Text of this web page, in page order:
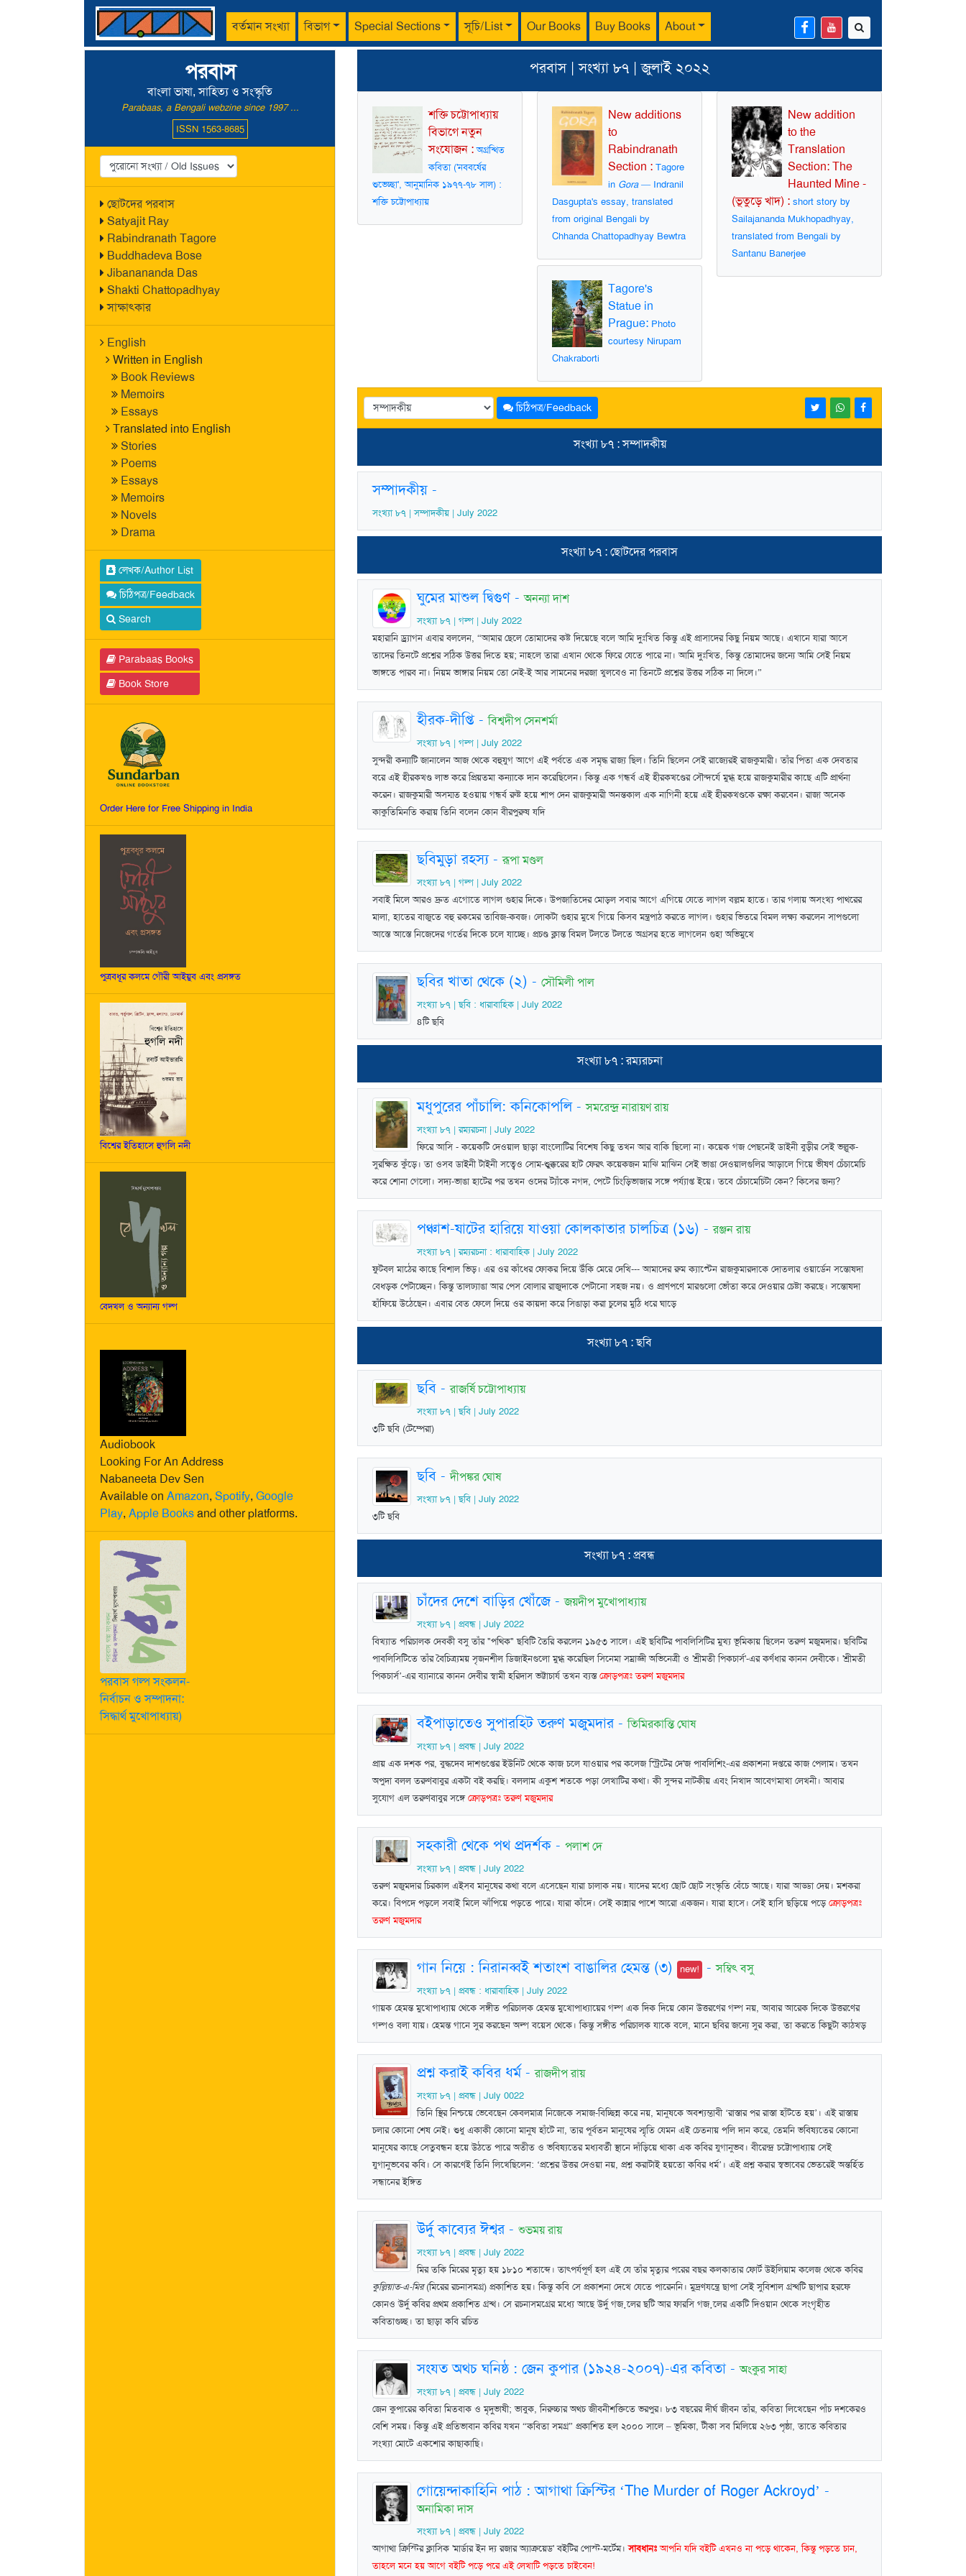
বর্তমান সংখ্যা বিভাগ Special Sections সূচি/List Our Books Buy Books About
পরবাস
বাংলা ভাষা, সাহিত্য ও সংস্কৃতি
Parabaas, a Bengali webzine since 1997 ...
ISSN 1563-8685
ছোটদের পরবাস
Satyajit Ray
Rabindranath Tagore
Buddhadeva Bose
Jibanananda Das
Shakti Chattopadhyay
সাক্ষাৎকার
English
Written in English
Book Reviews
Memoirs
Essays
Translated into English
Stories
Poems
Essays
Memoirs
Novels
Drama
লেখক/Author List
চিঠিপত্র/Feedback
Search
Parabaas Books
Book Store
Order Here for Free Shipping in India
পুত্রবধূর কলমে গৌরী আইয়ুব এবং প্রসঙ্গত
বিশ্বের ইতিহাসে হুগলি নদী
বেদখল ও অন্যান্য গল্প
Audiobook
Looking For An Address
Nabaneeta Dev Sen
Available on Amazon, Spotify, Google
Play, Apple Booksand other platforms.
পরবাস গল্প সংকলন-
নির্বাচন ও সম্পাদনা:
সিদ্ধার্থ মুখোপাধ্যায়)
পরবাস | সংখ্যা ৮৭ | জুলাই ২০২২
শক্তি চট্টোপাধ্যায়
বিভাগে নতুন
সংযোজন : অগ্রন্থিত
কবিতা ('নববর্ষের
শুভেচ্ছা', আনুমানিক ১৯৭৭-৭৮ সাল) :
শক্তি চট্টোপাধ্যায়
New additions
to
Rabindranath
Section : Tagore
in Gora— Indranil
Dasgupta's essay, translated
from original Bengali by
Chhanda Chattopadhyay Bewtra
Tagore's
Statue in
Prague: Photo
courtesy Nirupam
Chakraborti
New addition
to the
Translation
Section: The
Haunted Mine -
(ভূতুড়ে খাদ) : short story by
Sailajananda Mukhopadhyay,
translated from Bengali by
Santanu Banerjee
চিঠিপত্র/Feedback
সংখ্যা ৮৭ : সম্পাদকীয়
সম্পাদকীয়-
সংখ্যা ৮৭ | সম্পাদকীয় | July 2022
সংখ্যা ৮৭ : ছোটদের পরবাস
ঘুমের মাশুল দ্বিগুণ -অনন্যা দাশ
সংখ্যা ৮৭ | গল্প | July 2022
মহারানি ড্র্যাগন এবার বললেন, “আমার ছেলে তোমাদের কষ্ট দিয়েছে বলে আমি দুঃখিত কিন্তু এই প্রাসাদের কিছু নিয়ম আছে। এখানে যারা আসে
তাদের তিনটে প্রশ্নের সঠিক উত্তর দিতে হয়; নাহলে তারা এখান থেকে ফিরে যেতে পারে না। আমি দুঃখিত, কিন্তু তোমাদের জন্যে আমি সেই নিয়ম
ভাঙ্গতে পারব না। নিয়ম ভাঙ্গার নিয়ম তো নেই-ই আর সামনের দরজা খুলবেও না তিনটে প্রশ্নের উত্তর সঠিক না দিলে।”
হীরক-দীপ্তি -বিশ্বদীপ সেনশর্মা
সংখ্যা ৮৭ | গল্প | July 2022
সুন্দরী কন্যাটি জানালেন আজ থেকে বহুযুগ আগে এই পর্বতে এক সমৃদ্ধ রাজ্য ছিল। তিনি ছিলেন সেই রাজ্যেরই রাজকুমারী। তাঁর পিতা এক দেবতার
বরে এই হীরকখণ্ড লাভ করে প্রিয়তমা কন্যাকে দান করেছিলেন। কিন্তু এক গন্ধর্ব এই হীরকখণ্ডের সৌন্দর্যে মুগ্ধ হয়ে রাজকুমারীর কাছে এটি প্রার্থনা
করেন। রাজকুমারী অসম্মত হওয়ায় গন্ধর্ব রুষ্ট হয়ে শাপ দেন রাজকুমারী অনন্তকাল এক নাগিনী হয়ে এই হীরকখণ্ডকে রক্ষা করবেন। রাজা অনেক
কাকুতিমিনতি করায় তিনি বলেন কোন বীরপুরুষ যদি
ছবিমুড়া রহস্য-রূপা মণ্ডল
সংখ্যা ৮৭ | গল্প | July 2022
সবাই মিলে আরও দ্রুত এগোতে লাগল গুহার দিকে। উপজাতিদের মোড়ল সবার আগে এগিয়ে যেতে লাগল বল্লম হাতে। তার গলায় অসংখ্য পাথরের
মালা, হাতের বাজুতে বহু রকমের তাবিজ-কবজ। লোকটা গুহার মুখে গিয়ে কিসব মন্ত্রপাঠ করতে লাগল। গুহার ভিতরে বিমল লক্ষ্য করলেন সাপগুলো
আস্তে আস্তে নিজেদের গর্তের দিকে চলে যাচ্ছে। প্রচণ্ড ক্লান্ত বিমল টলতে টলতে অগ্রসর হতে লাগলেন গুহা অভিমুখে
ছবির খাতা থেকে (২) - সৌমিলী পাল
সংখ্যা ৮৭ | ছবি : ধারাবাহিক | July 2022
৪টি ছবি
সংখ্যা ৮৭ : রম্যরচনা
মধুপুরের পাঁচালি: কনিকোপলি-সমরেন্দ্র নারায়ণ রায়
সংখ্যা ৮৭ | রম্যরচনা | July 2022
ফিরে আসি - কয়েকটি দেওয়াল ছাড়া বাংলোটির বিশেষ কিছু তখন আর বাকি ছিলো না। কয়েক গজ পেছনেই ডাইনী বুড়ীর সেই ভল্লুক-
সুরক্ষিত কুঁড়ে। তা ওসব ডাইনী টাইনী সত্বেও সোম-শুক্কুরের হাট ফেরৎ কয়েকজন মাঝি মাঝিন সেই ভাঙা দেওয়ালগুলির আড়ালে গিয়ে ভীষণ চেঁচামেচি
করে শোনা গেলো। সদ্য-ভাঙা হাটের পর তখন ওদের ট্যাঁকে নগদ, পেটে চিংড়িভাজার সঙ্গে পর্য্যাপ্ত ইয়ে। তবে চেঁচামেচিটা কেন? কিসের জন্য?
পঞ্চাশ-ষাটের হারিয়ে যাওয়া কোলকাতার চালচিত্র (১৬) -রঞ্জন রায়
সংখ্যা ৮৭ | রম্যরচনা : ধারাবাহিক | July 2022
ফুটবল মাঠের কাছে বিশাল ভিড়। এর ওর কাঁধের ফোকর দিয়ে উঁকি মেরে দেখি--- আমাদের রুম ক্যাপ্টেন রাজকুমারদাকে দোতলার ওয়ার্ডেন সন্তোষদা
বেধড়ক পেটাচ্ছেন। কিন্তু তালঢ্যাঙা আর পেস বোলার রাজুদাকে পেটানো সহজ নয়। ও প্রাণপণে মারগুলো ভোঁতা করে দেওয়ার চেষ্টা করছে। সন্তোষদা
হাঁফিয়ে উঠেছেন। এবার বেত ফেলে দিয়ে ওর কায়দা করে সিঙাড়া করা চুলের মুঠি ধরে ঘাড়ে
সংখ্যা ৮৭ : ছবি
ছবি -রাজর্ষি চট্টোপাধ্যায়
সংখ্যা ৮৭ | ছবি | July 2022
৩টি ছবি (টেম্পেরা)
ছবি -দীপঙ্কর ঘোষ
সংখ্যা ৮৭ | ছবি | July 2022
৩টি ছবি
সংখ্যা ৮৭ : প্রবন্ধ
চাঁদের দেশে বাড়ির খোঁজে-জয়দীপ মুখোপাধ্যায়
সংখ্যা ৮৭ | প্রবন্ধ | July 2022
বিখ্যাত পরিচালক দেবকী বসু তাঁর "পথিক" ছবিটি তৈরি করলেন ১৯৫৩ সালে। এই ছবিটির পাবলিসিটির মুখ্য ভূমিকায় ছিলেন তরুণ মজুমদার। ছবিটির
পাবলিসিটিতে তাঁর বৈচিত্র্যময় সৃজনশীল ডিজাইনগুলো মুগ্ধ করেছিল সিনেমা সম্রাজ্ঞী অভিনেত্রী ও 'শ্রীমতী পিকচার্স'-এর কর্ণধার কানন দেবীকে। 'শ্রীমতী
পিকচার্স’-এর ব্যানারে কানন দেবীর স্বামী হরিদাস ভট্টাচার্য তখন ব্যস্তক্রোড়পত্রঃ তরুণ মজুমদার
বইপাড়াতেও সুপারহিট তরুণ মজুমদার-তিমিরকান্তি ঘোষ
সংখ্যা ৮৭ | প্রবন্ধ | July 2022
প্রায় এক দশক পর, বুদ্ধদেব দাশগুপ্তের ইউনিট থেকে কাজ চলে যাওয়ার পর কলেজ স্ট্রিটের দে'জ পাবলিশিং-এর প্রকাশনা দপ্তরে কাজ পেলাম। তখন
অপুদা বলল তরুণবাবুর একটা বই করছি। বললাম একুশ শতকে পড়া লেখাটির কথা। কী সুন্দর নাটকীয় এবং নিখাদ আবেগমাখা লেখনী। আবার
সুযোগ এল তরুণবাবুর সঙ্গেক্রোড়পত্রঃ তরুণ মজুমদার
সহকারী থেকে পথ প্রদর্শক - পলাশ দে
সংখ্যা ৮৭ | প্রবন্ধ | July 2022
তরুণ মজুমদার চিরকাল এইসব মানুষের কথা বলে এসেছেন যারা চালাক নয়। যাদের মধ্যে ছোট ছোট সংস্কৃতি বেঁচে আছে। যারা আড্ডা দেয়। মশকরা
করে। বিপদে পড়লে সবাই মিলে ঝাঁপিয়ে পড়তে পারে। যারা কাঁদে। সেই কান্নার পাশে আরো একজন। যারা হাসে। সেই হাসি ছড়িয়ে পড়েক্রোড়পত্রঃ
তরুণ মজুমদার
গান নিয়ে : নিরানব্বই শতাংশ বাঙালির হেমন্ত (৩) new! -সম্বিৎ বসু
সংখ্যা ৮৭ | প্রবন্ধ : ধারাবাহিক | July 2022
গায়ক হেমন্ত মুখোপাধ্যায় থেকে সঙ্গীত পরিচালক হেমন্ত মুখোপাধ্যায়ের গল্প এক দিক দিয়ে কোন উত্তরণের গল্প নয়, আবার আরেক দিকে উত্তরণের
গল্পও বলা যায়। হেমন্ত গানে সুর করছেন অল্প বয়েস থেকে। কিন্তু সঙ্গীত পরিচালক যাকে বলে, মানে ছবির জন্যে সুর করা, তা করতে কিছুটা কাঠখড়
প্রশ্ন করাই কবির ধর্ম -রাজদীপ রায়
সংখ্যা ৮৭ | প্রবন্ধ | July 0022
তিনি স্থির নিশ্চয়ে ভেবেছেন কেবলমাত্র নিজেকে সমাজ-বিচ্ছিন্ন করে নয়, মানুষকে অবশ্যম্ভাবী ‘রাস্তার পর রাস্তা হাঁটতে হয়’। এই রাস্তায়
চলার কোনো শেষ নেই। শুধু একাকী কোনো মানুষ হাঁটে না, তার পূর্বতন মানুষের স্মৃতি যেমন এই চেতনায় পলি দান করে, তেমনি ভবিষ্যতের কোনো
মানুষের কাছে সেতুবন্ধন হয়ে উঠতে পারে অতীত ও ভবিষ্যতের মধ্যবর্তী স্থানে দাঁড়িয়ে থাকা এক কবির যুগানুভব। বীরেন্দ্র চট্টোপাধ্যায় সেই
যুগানুভবের কবি। সে কারণেই তিনি লিখেছিলেন: ‘প্রশ্নের উত্তর দেওয়া নয়, প্রশ্ন করাটাই হয়তো কবির ধর্ম’। এই প্রশ্ন করার স্বভাবের ভেতরেই অন্তর্হিত
সন্ধানের ইঙ্গিত
উর্দু কাব্যের ঈশ্বর- শুভময় রায়
সংখ্যা ৮৭ | প্রবন্ধ | July 2022
মির তকি মিরের মৃত্যু হয় ১৮১০ শতাব্দে। তাৎপর্যপূর্ণ হল এই যে তাঁর মৃত্যুর পরের বছর কলকাতার ফোর্ট উইলিয়াম কলেজ থেকে কবির
কুল্লিয়াত-এ-মির(মিরের রচনাসমগ্র) প্রকাশিত হয়। কিন্তু কবি সে প্রকাশনা দেখে যেতে পারেননি। মুদ্রণযন্ত্রে ছাপা সেই সুবিশাল গ্রন্থটি ছাপার হরফে
কোনও উর্দু কবির প্রথম প্রকাশিত গ্রন্থ। সে রচনাসমগ্রের মধ্যে আছে উর্দু গজ়লের ছটি আর ফারসি গজ়লের একটি দিওয়ান থেকে সংগৃহীত
কবিতাগুচ্ছ। তা ছাড়া কবি রচিত
সংযত অথচ ঘনিষ্ঠ : জেন কুপার (১৯২৪-২০০৭)-এর কবিতা-অংকুর সাহা
সংখ্যা ৮৭ | প্রবন্ধ | July 2022
জেন কুপারের কবিতা মিতবাক ও মৃদুভাষী; ভাবুক, নিরুচ্চার অথচ জীবনীশক্তিতে ভরপুর। ৮৩ বছরের দীর্ঘ জীবন তাঁর, কবিতা লিখেছেন পাঁচ দশকেরও
বেশি সময়। কিন্তু এই প্রতিভাবান কবির যখন “কবিতা সমগ্র” প্রকাশিত হল ২০০০ সালে – ভূমিকা, টীকা সব মিলিয়ে ২৬৩ পৃষ্ঠা, তাতে কবিতার
সংখ্যা মোটে একশোর কাছাকাছি।
গোয়েন্দাকাহিনি পাঠ : আগাথা ক্রিস্টির ‘The Murder of Roger Ackroyd’ -
অনামিকা দাস
সংখ্যা ৮৭ | প্রবন্ধ | July 2022
আগাথা ক্রিস্টির ক্লাসিক 'মার্ডার ইন দ্য রজার অ্যাক্রয়েড' বইটির পোস্ট-মর্টেম।সাবধানঃআপনি যদি বইটি এখনও না পড়ে থাকেন, কিন্তু পড়তে চান,
তাহলে মনে হয় আগে বইটি পড়ে পরে এই লেখাটি পড়তে চাইবেন!